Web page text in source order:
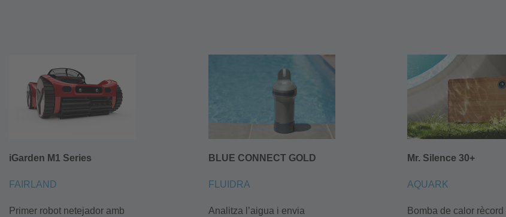
iGarden M1 Series
FAIRLAND
Primer robot netejador amb
BLUE CONNECT GOLD
FLUIDRA
Analitza l’aigua i envia
Mr. Silence 30+
AQUARK
Bomba de calor rècord